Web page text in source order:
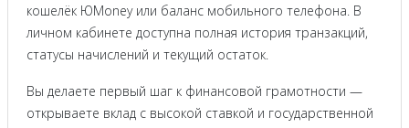
кошелёк ЮMoney или баланс мобильного телефона. В
личном кабинете доступна полная история транзакций,
статусы начислений и текущий остаток.
Вы делаете первый шаг к финансовой грамотности —
открываете вклад с высокой ставкой и государственной